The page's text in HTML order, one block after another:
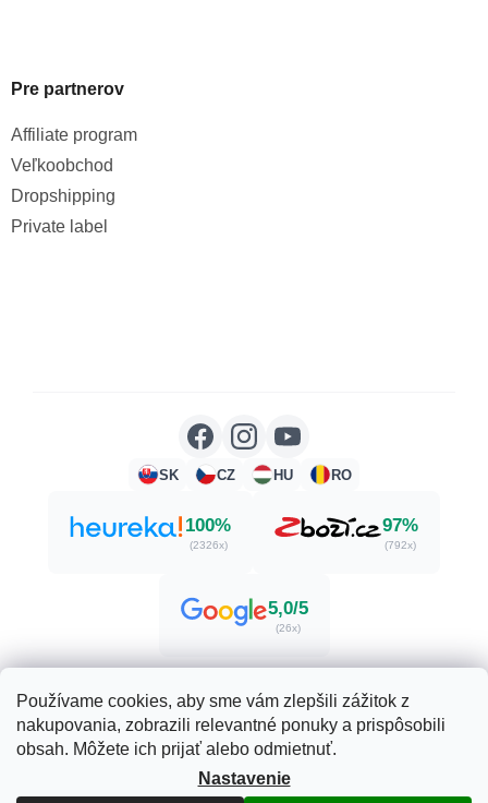
Používame cookies, aby sme vám zlepšili zážitok z
nakupovania, zobrazili relevantné ponuky a prispôsobili
obsah. Môžete ich prijať alebo odmietnuť.
Nastavenie
Pre partnerov
Affiliate program
Veľkoobchod
Dropshipping
Private label
SK CZ HU RO
100%
(2326x)
97%
(792x)
5,0/5
(26x)
Vytvoril Shoptet
Copyright 2026Herbatica.sk. Všetky práva vyhradené.